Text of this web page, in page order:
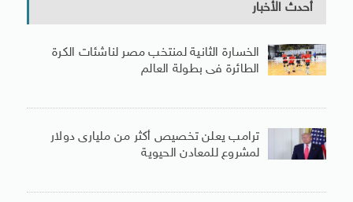
أحدث الأخبار
الخسارة الثانية لمنتخب مصر لناشئات الكرة
الطائرة فى بطولة العالم
ترامب يعلن تخصيص أكثر من مليارى دولار
لمشروع للمعادن الحيوية